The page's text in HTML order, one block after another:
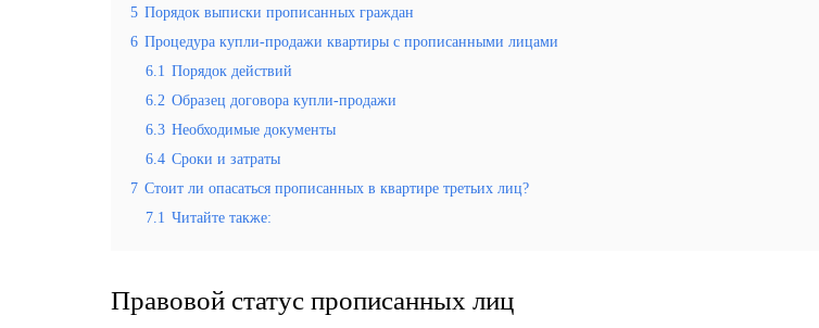
5 Порядок выписки прописанных граждан
6 Процедура купли-продажи квартиры с прописанными лицами
6.1 Порядок действий
6.2 Образец договора купли-продажи
6.3 Необходимые документы
6.4 Сроки и затраты
7 Стоит ли опасаться прописанных в квартире третьих лиц?
7.1 Читайте также:
Правовой статус прописанных лиц